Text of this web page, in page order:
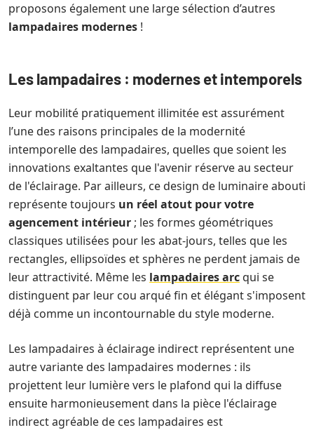
proposons également une large sélection d’autres
lampadaires modernes !
Les lampadaires : modernes et intemporels
Leur mobilité pratiquement illimitée est assurément
l’une des raisons principales de la modernité
intemporelle des lampadaires, quelles que soient les
innovations exaltantes que l'avenir réserve au secteur
de l'éclairage. Par ailleurs, ce design de luminaire abouti
représente toujours un réel atout pour votre
agencement intérieur ; les formes géométriques
classiques utilisées pour les abat-jours, telles que les
rectangles, ellipsoïdes et sphères ne perdent jamais de
leur attractivité. Même les lampadaires arcqui se
distinguent par leur cou arqué fin et élégant s'imposent
déjà comme un incontournable du style moderne.
Les lampadaires à éclairage indirect représentent une
autre variante des lampadaires modernes : ils
projettent leur lumière vers le plafond qui la diffuse
ensuite harmonieusement dans la pièce l'éclairage
indirect agréable de ces lampadaires est